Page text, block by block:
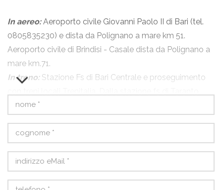
In aereo:Aeroporto civile Giovanni Paolo II di Bari (tel.
0805835230) e dista da Polignano a mare km 51.
Aeroporto civile di Brindisi - Casale dista da Polignano a
mare km.71.
In treno:Stazione Fs di Bari Centrale e proseguimento
treni locali delle Ferrovie Sud-Est.
Largo Ciaia, e proseguimento con treni locali dalla
In auto:A14 Bologna - Ancona uscita Bari Nord;
A1 Firenze-Roma > A2 Roma - Napoli > A16 Napoli -